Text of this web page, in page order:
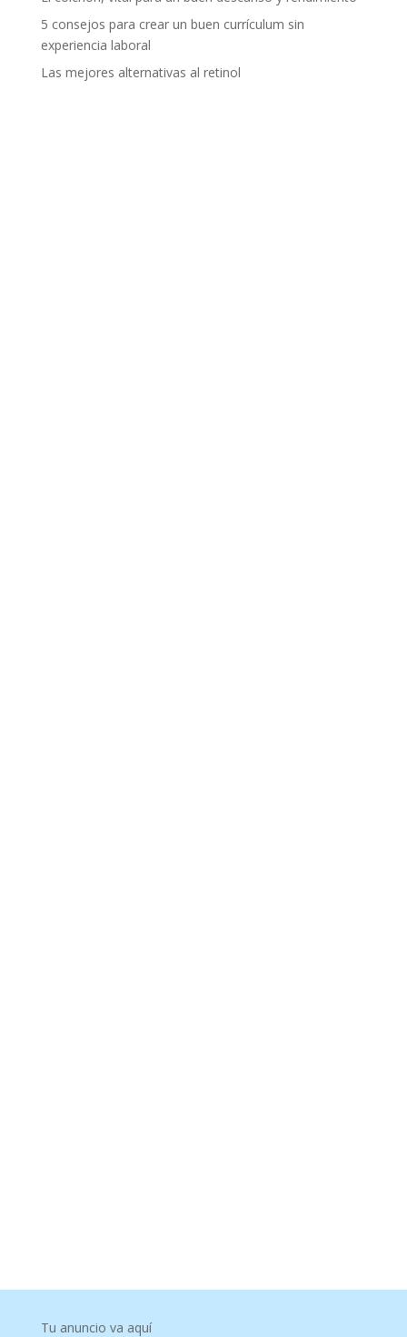
5 consejos para crear un buen currículum sin
experiencia laboral
Las mejores alternativas al retinol
Tu anuncio va aquí